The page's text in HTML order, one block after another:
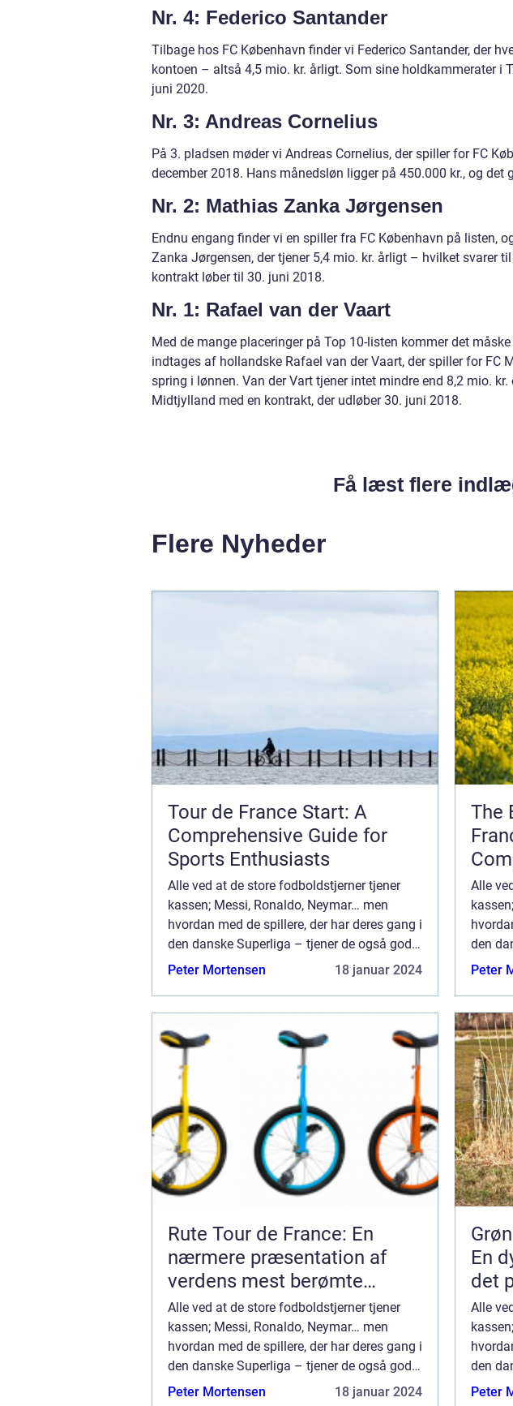
Nr. 4: Federico Santander
Tilbage hos FC København finder vi Federico Santander, der
kontoen – altså 4,5 mio. kr. årligt. Som sine holdkammerater i
juni 2020.
Nr. 3: Andreas Cornelius
På 3. pladsen møder vi Andreas Cornelius, der spiller for FC
december 2018. Hans månedsløn ligger på 450.000 kr., og det
Nr. 2: Mathias Zanka Jørgensen
Endnu engang finder vi en spiller fra FC København på listen,
Zanka Jørgensen, der tjener 5,4 mio. kr. årligt – hvilket svarer
kontrakt løber til 30. juni 2018.
Nr. 1: Rafael van der Vaart
Med de mange placeringer på Top 10-listen kommer det
indtages af hollandske Rafael van der Vaart, der spiller for
spring i lønnen. Van der Vart tjener intet mindre end 8,2 mio.
Midtjylland med en kontrakt, der udløber 30. juni 2018.
Få læst flere
Flere Nyheder
Tour de France Start: A
Comprehensive Guide for
Sports Enthusiasts
Alle ved at de store fodboldstjerner tjener
kassen; Messi, Ronaldo, Neymar… men
hvordan med de spillere, der har deres gang i
den danske Superliga – tjener de også gode
penge? Vi har taget et kig på de 10 bedst
Peter Mortensen 18 januar 2024
The
Alle
den
Peter
Rute Tour de France: En
nærmere præsentation af
verdens mest berømte
cykelløb
Alle ved at de store fodboldstjerner tjener
kassen; Messi, Ronaldo, Neymar… men
hvordan med de spillere, der har deres gang i
den danske Superliga – tjener de også gode
penge? Vi har taget et kig på de 10 bedst
Peter Mortensen 18 januar 2024
En
det
Alle
den
Peter